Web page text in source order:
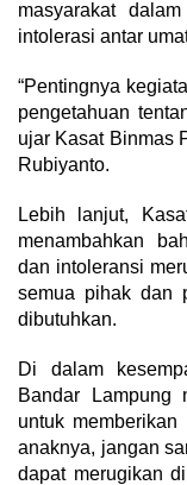
masyarakat
intolerasi antar
“Pentingnya
pengetahuan
ujar Kasat Binmas
Rubiyanto.
Lebih lanjut,
menambahkan
dan intoleransi
semua pihak dan
dibutuhkan.
Di dalam
Bandar Lampung
untuk
anaknya, jangan
dapat merugikan